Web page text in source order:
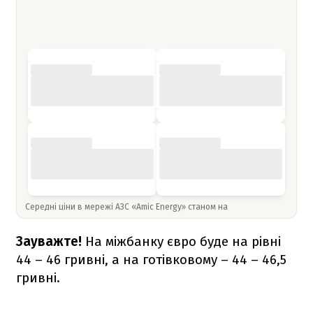
Середні ціни в мережі АЗС «Amic Energy» станом на
Зауважте! На міжбанку євро буде на рівні
44 – 46 гривні, а на готівковому – 44 – 46,5
гривні.